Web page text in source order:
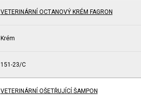
VETERINÁRNÍ OCTANOVÝ KRÉM FAGRON
Krém
151-23/C
VETERINÁRNÍ OŠETŘUJÍCÍ ŠAMPON